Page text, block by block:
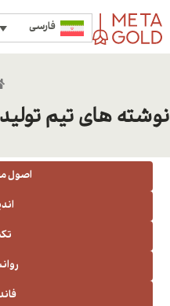
فارسی
نوشته های تیم
اصول